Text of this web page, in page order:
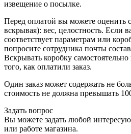
извещение о посылке.
Перед оплатой вы можете оценить
вскрывая): вес, целостность. Если
соответствует параметрам или
попросите сотрудника почты
Вскрывать коробку
того, как оплатили заказ.
Один заказ может содержать не
стоимость не должна превышать
Задать вопрос
Вы можете задать любой
или работе магазина.